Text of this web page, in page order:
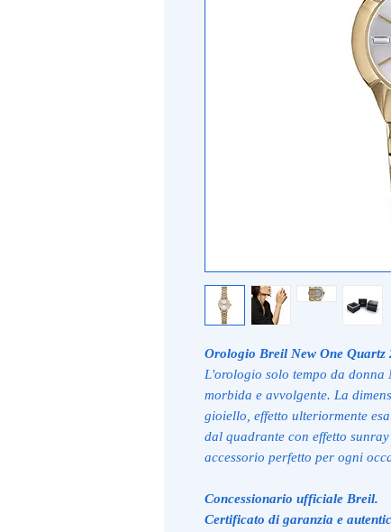
Orologio Breil New One Quartz
L'orologio solo tempo da donna
morbida e avvolgente. La
gioiello, effetto ulteriormente
dal quadrante con effetto
accessorio perfetto per ogni
Concessionario ufficiale Breil.
Certificato di garanzia e